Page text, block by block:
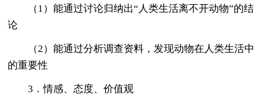
（1）能通过讨论归纳出“人类生活离不开动物”的结
论
（2）能通过分析调查资料，发现动物在人类生活中
的重要性
3．情感、态度、价值观